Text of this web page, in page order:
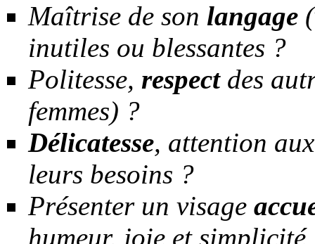
Maîtrise de son langage
inutiles ou blessantes ?
Politesse, respectdes
femmes) ?
Délicatesse, attention
leurs besoins ?
Présenter un visage
humeur, joie et simplicité